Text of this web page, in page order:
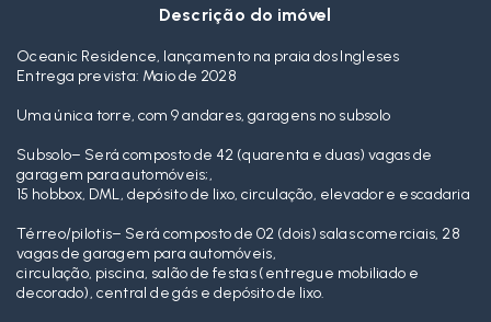
Descrição do imóvel
Oceanic Residence, lançamento na praia dos Ingleses
Entrega prevista: Maio de 2028
Uma única torre, com 9 andares, garagens no subsolo
Subsolo– Será composto de 42 (quarenta e duas) vagas de
garagem para automóveis;,
15 hobbox, DML, depósito de lixo, circulação, elevador e escadaria
Térreo/pilotis– Será composto de 02 (dois) salas comerciais, 28
vagas de garagem para automóveis,
circulação, piscina, salão de festas (entregue mobiliado e
decorado), central de gás e depósito de lixo.